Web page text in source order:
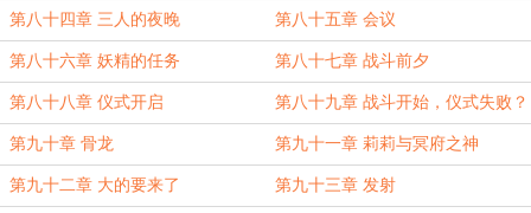
第八十四章 三人的夜晚 第八十五章 会议
第八十六章 妖精的任务 第八十七章 战斗前夕
第八十八章 仪式开启 第八十九章 战斗开始，仪式失败？
第九十章 骨龙 第九十一章 莉莉与冥府之神
第九十二章 大的要来了 第九十三章 发射